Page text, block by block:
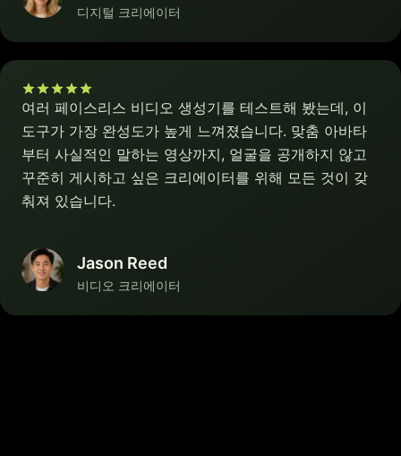
디지털 크리에이터
여러 페이스리스 비디오 생성기를 테스트해 봤는데, 이
도구가 가장 완성도가 높게 느껴졌습니다. 맞춤 아바타
부터 사실적인 말하는 영상까지, 얼굴을 공개하지 않고
꾸준히 게시하고 싶은 크리에이터를 위해 모든 것이 갖
춰져 있습니다.
Jason Reed
비디오 크리에이터